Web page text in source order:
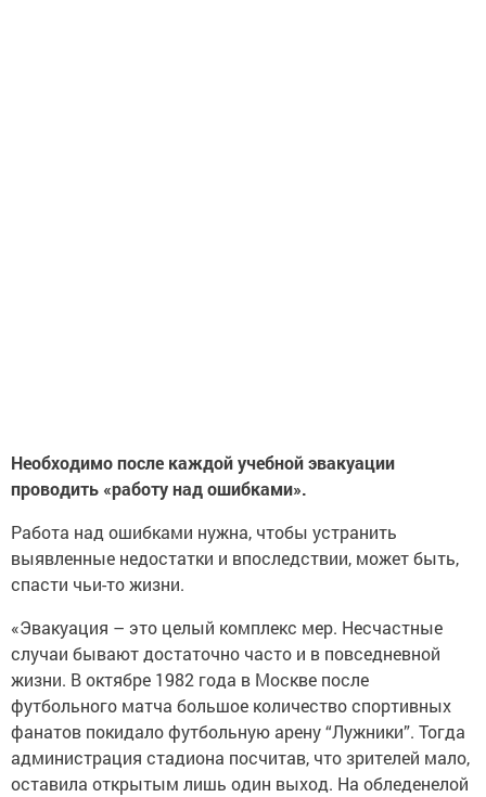
Необходимо после каждой учебной эвакуации
проводить «работу над ошибками».
Работа над ошибками нужна, чтобы устранить
выявленные недостатки и впоследствии, может быть,
спасти чьи-то жизни.
«Эвакуация – это целый комплекс мер. Несчастные
случаи бывают достаточно часто и в повседневной
жизни. В октябре 1982 года в Москве после
футбольного матча большое количество спортивных
фанатов покидало футбольную арену “Лужники”. Тогда
администрация стадиона посчитав, что зрителей мало,
оставила открытым лишь один выход. На обледенелой